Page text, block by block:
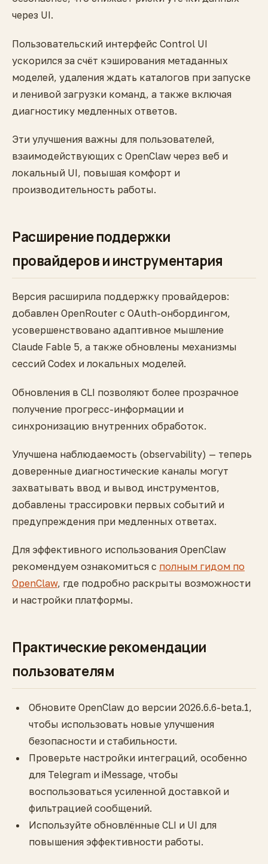
через UI.
Пользовательский интерфейс Control UI
ускорился за счёт кэширования метаданных
моделей, удаления ждать каталогов при запуске
и ленивой загрузки команд, а также включая
диагностику медленных ответов.
Эти улучшения важны для пользователей,
взаимодействующих с OpenClaw через веб и
локальный UI, повышая комфорт и
производительность работы.
Расширение поддержки
провайдеров и инструментария
Версия расширила поддержку провайдеров:
добавлен OpenRouter с OAuth-онбордингом,
усовершенствовано адаптивное мышление
Claude Fable 5, а также обновлены механизмы
сессий Codex и локальных моделей.
Обновления в CLI позволяют более прозрачное
получение прогресс-информации и
синхронизацию внутренних обработок.
Улучшена наблюдаемость (observability) — теперь
доверенные диагностические каналы могут
захватывать ввод и вывод инструментов,
добавлены трассировки первых событий и
предупреждения при медленных ответах.
Для эффективного использования OpenClaw
рекомендуем ознакомиться с полным гидом по
OpenClaw, где подробно раскрыты возможности
и настройки платформы.
Практические рекомендации
пользователям
Обновите OpenClaw до версии 2026.6.6-beta.1,
чтобы использовать новые улучшения
безопасности и стабильности.
Проверьте настройки интеграций, особенно
для Telegram и iMessage, чтобы
воспользоваться усиленной доставкой и
фильтрацией сообщений.
Используйте обновлённые CLI и UI для
повышения эффективности работы.